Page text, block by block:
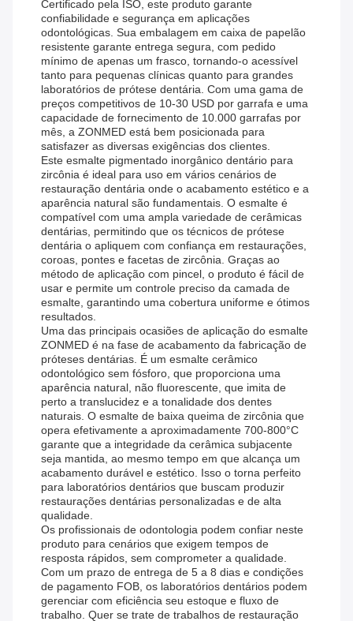
Certificado pela ISO, este produto garante
confiabilidade e segurança em aplicações
odontológicas. Sua embalagem em caixa de papelão
resistente garante entrega segura, com pedido
mínimo de apenas um frasco, tornando-o acessível
tanto para pequenas clínicas quanto para grandes
laboratórios de prótese dentária. Com uma gama de
preços competitivos de 10-30 USD por garrafa e uma
capacidade de fornecimento de 10.000 garrafas por
mês, a ZONMED está bem posicionada para
satisfazer as diversas exigências dos clientes.
Este esmalte pigmentado inorgânico dentário para
zircônia é ideal para uso em vários cenários de
restauração dentária onde o acabamento estético e a
aparência natural são fundamentais. O esmalte é
compatível com uma ampla variedade de cerâmicas
dentárias, permitindo que os técnicos de prótese
dentária o apliquem com confiança em restaurações,
coroas, pontes e facetas de zircônia. Graças ao
método de aplicação com pincel, o produto é fácil de
usar e permite um controle preciso da camada de
esmalte, garantindo uma cobertura uniforme e ótimos
resultados.
Uma das principais ocasiões de aplicação do esmalte
ZONMED é na fase de acabamento da fabricação de
próteses dentárias. É um esmalte cerâmico
odontológico sem fósforo, que proporciona uma
aparência natural, não fluorescente, que imita de
perto a translucidez e a tonalidade dos dentes
naturais. O esmalte de baixa queima de zircônia que
opera efetivamente a aproximadamente 700-800°C
garante que a integridade da cerâmica subjacente
seja mantida, ao mesmo tempo em que alcança um
acabamento durável e estético. Isso o torna perfeito
para laboratórios dentários que buscam produzir
restaurações dentárias personalizadas e de alta
qualidade.
Os profissionais de odontologia podem confiar neste
produto para cenários que exigem tempos de
resposta rápidos, sem comprometer a qualidade.
Com um prazo de entrega de 5 a 8 dias e condições
de pagamento FOB, os laboratórios dentários podem
gerenciar com eficiência seu estoque e fluxo de
trabalho. Quer se trate de trabalhos de restauração